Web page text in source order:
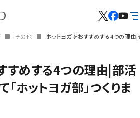
その他 ホットヨガをおすすめする4つの理由|
すめする4つの理由|部活
ホットヨガ部」つくりま